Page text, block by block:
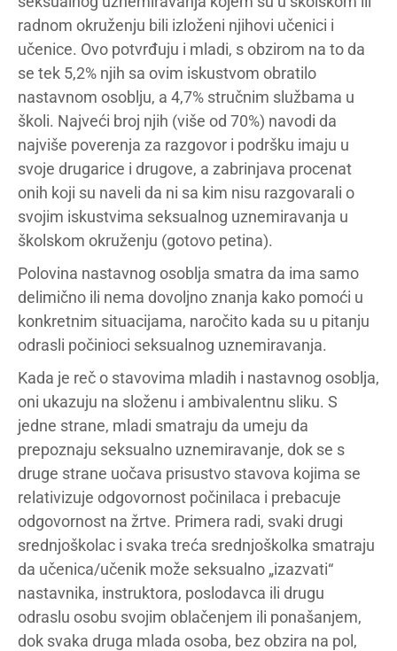
radnom okruženju bili izloženi njihovi učenici i
učenice. Ovo potvrđuju i mladi, s obzirom na to da
se tek 5,2% njih sa ovim iskustvom obratilo
nastavnom osoblju, a 4,7% stručnim službama u
školi. Najveći broj njih (više od 70%) navodi da
najviše poverenja za razgovor i podršku imaju u
svoje drugarice i drugove, a zabrinjava procenat
onih koji su naveli da ni sa kim nisu razgovarali o
svojim iskustvima seksualnog uznemiravanja u
školskom okruženju (gotovo petina).
Polovina nastavnog osoblja smatra da ima samo
delimično ili nema dovoljno znanja kako pomoći u
konkretnim situacijama, naročito kada su u pitanju
odrasli počinioci seksualnog uznemiravanja.
Kada je reč o stavovima mladih i nastavnog osoblja,
oni ukazuju na složenu i ambivalentnu sliku. S
jedne strane, mladi smatraju da umeju da
prepoznaju seksualno uznemiravanje, dok se s
druge strane uočava prisustvo stavova kojima se
relativizuje odgovornost počinilaca i prebacuje
odgovornost na žrtve. Primera radi, svaki drugi
srednjoškolac i svaka treća srednjoškolka smatraju
da učenica/učenik može seksualno „izazvati“
nastavnika, instruktora, poslodavca ili drugu
odraslu osobu svojim oblačenjem ili ponašanjem,
dok svaka druga mlada osoba, bez obzira na pol,